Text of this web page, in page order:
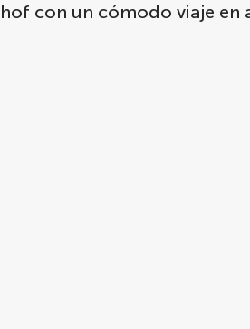
con un cómodo viaje